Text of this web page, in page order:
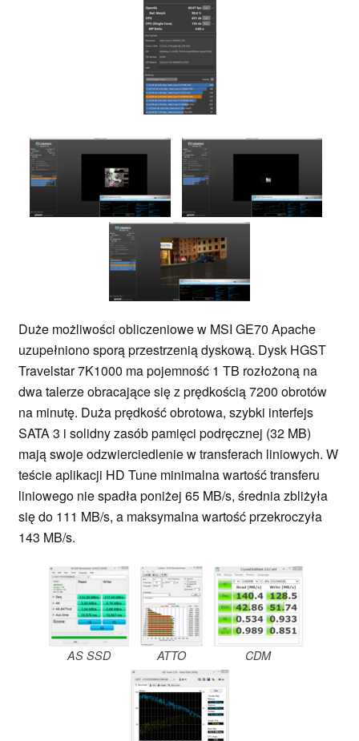
Duże możliwości obliczeniowe w MSI GE70 Apache
uzupełniono sporą przestrzenią dyskową. Dysk HGST
Travelstar 7K1000 ma pojemność 1 TB rozłożoną na
dwa talerze obracające się z prędkością 7200 obrotów
na minutę. Duża prędkość obrotowa, szybki interfejs
SATA 3 i solidny zasób pamięci podręcznej (32 MB)
mają swoje odzwierciedlenie w transferach liniowych. W
teście aplikacji HD Tune minimalna wartość transferu
liniowego nie spadła poniżej 65 MB/s, średnia zbliżyła
się do 111 MB/s, a maksymalna wartość przekroczyła
143 MB/s.
AS SSD ATTO CDM